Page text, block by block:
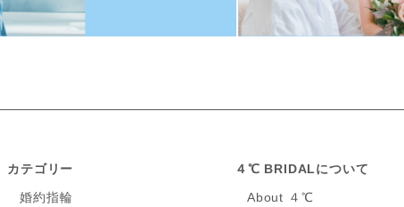
カテゴリー
婚約指輪
４℃ BRIDALについて
About ４℃